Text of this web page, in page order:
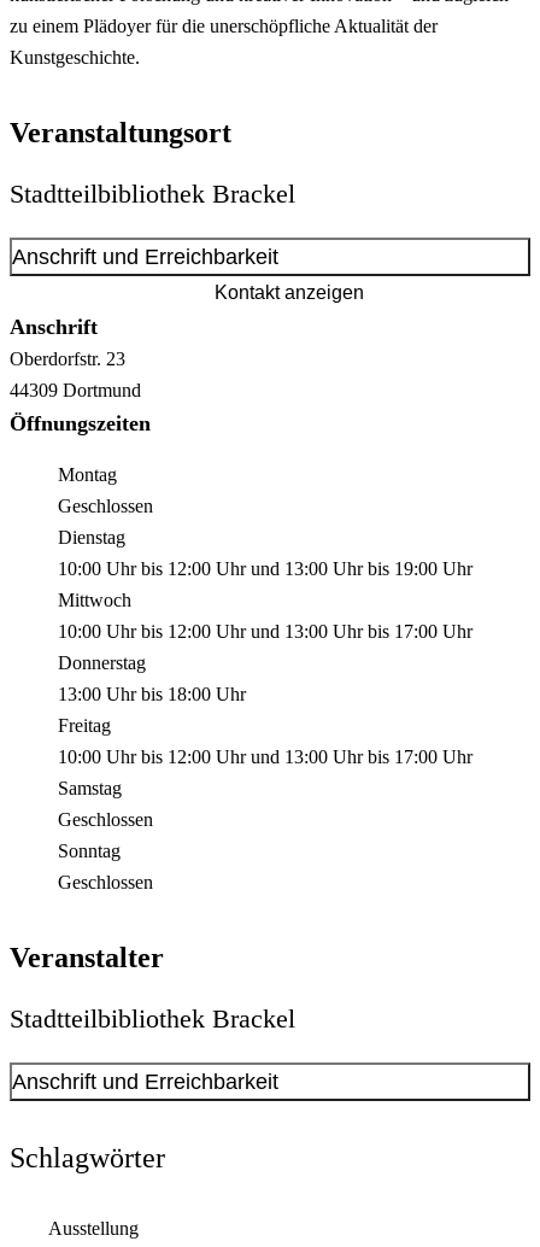
zu einem Plädoyer für die unerschöpfliche Aktualität der
Kunstgeschichte.
Veranstaltungsort
Stadtteilbibliothek Brackel
Anschrift und Erreichbarkeit
Kontakt anzeigen
Anschrift
Oberdorfstr. 23
44309 Dortmund
Öffnungszeiten
Montag
Geschlossen
Dienstag
10:00 Uhrbis 12:00 Uhrund 13:00 Uhrbis 19:00 Uhr
Mittwoch
10:00 Uhrbis 12:00 Uhrund 13:00 Uhrbis 17:00 Uhr
Donnerstag
13:00 Uhrbis 18:00 Uhr
Freitag
10:00 Uhrbis 12:00 Uhrund 13:00 Uhrbis 17:00 Uhr
Samstag
Geschlossen
Sonntag
Geschlossen
Veranstalter
Stadtteilbibliothek Brackel
Anschrift und Erreichbarkeit
Anschrift
Schlagwörter
Ausstellung